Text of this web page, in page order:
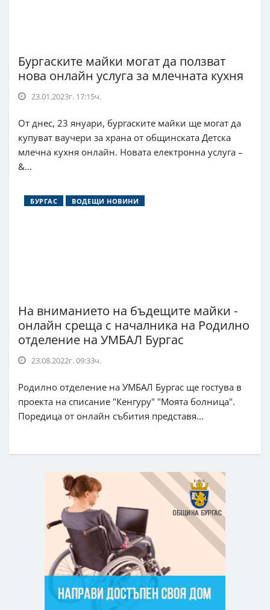
Бургаските майки могат да ползват
нова онлайн услуга за млечната кухня
23.01.2023г. 17:15ч.
От днес, 23 януари, бургаските майки ще могат да
купуват ваучери за храна от общинската Детска
млечна кухня онлайн. Новата електронна услуга –
&...
БУРГАС ВОДЕЩИ НОВИНИ
На вниманието на бъдещите майки -
онлайн среща с началника на Родилно
отделение на УМБАЛ Бургас
23.08.2022г. 09:33ч.
Родилно отделение на УМБАЛ Бургас ще гостува в
проекта на списание "Кенгуру" "Моята болница".
Поредица от онлайн събития представя...